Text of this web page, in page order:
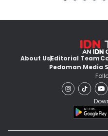
About UsEditorial Team
Pedoman Media